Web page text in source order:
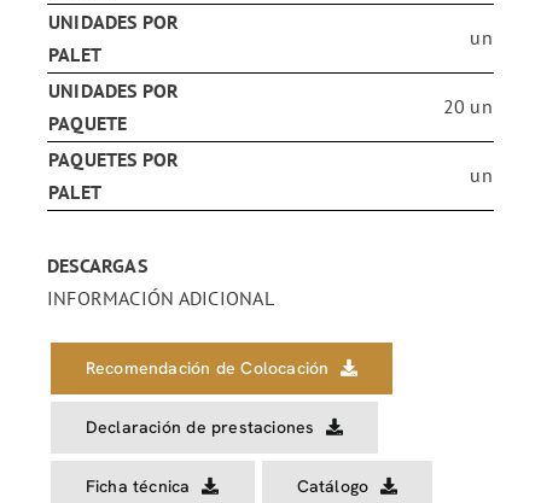
UNIDADES POR
PALET
un
UNIDADES POR
PAQUETE
20 un
PAQUETES POR
PALET
un
DESCARGAS
INFORMACIÓN ADICIONAL
Recomendación de Colocación
Declaración de prestaciones
Ficha técnica Catálogo